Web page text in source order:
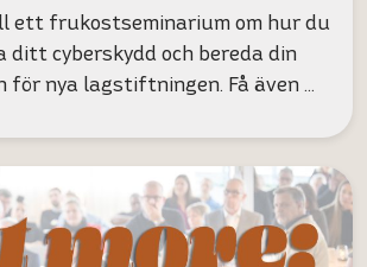
ett frukostseminarium om hur du
ditt cyberskydd och bereda din
för nya lagstiftningen. Få även …